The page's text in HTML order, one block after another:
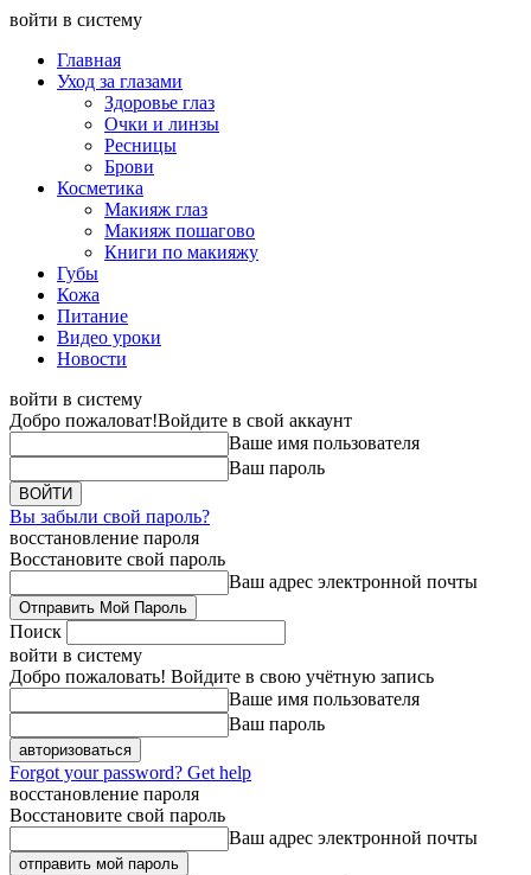
войти в систему
Главная
Уход за глазами
Здоровье глаз
Очки и линзы
Ресницы
Брови
Косметика
Макияж глаз
Макияж пошагово
Книги по макияжу
Губы
Кожа
Питание
Видео уроки
Новости
войти в систему
Добро пожаловат!Войдите в свой аккаунт
Ваше имя пользователя
Ваш пароль
Вы забыли свой пароль?
восстановление пароля
Восстановите свой пароль
Ваш адрес электронной почты
Поиск
войти в систему
Добро пожаловать! Войдите в свою учётную запись
Ваше имя пользователя
Ваш пароль
Forgot your password? Get help
восстановление пароля
Восстановите свой пароль
Ваш адрес электронной почты